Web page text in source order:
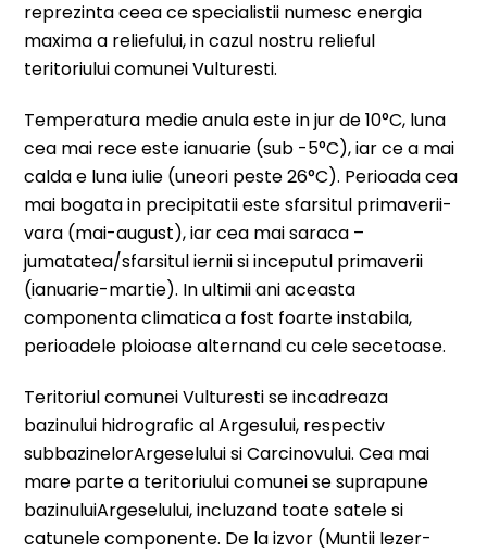
reprezinta ceea ce specialistii numesc energia
maxima a reliefului, in cazul nostru relieful
teritoriului comunei Vulturesti.
Temperatura medie anula este in jur de 10°C, luna
cea mai rece este ianuarie (sub -5°C), iar ce a mai
calda e luna iulie (uneori peste 26°C). Perioada cea
mai bogata in precipitatii este sfarsitul primaverii-
vara (mai-august), iar cea mai saraca –
jumatatea/sfarsitul iernii si inceputul primaverii
(ianuarie-martie). In ultimii ani aceasta
componenta climatica a fost foarte instabila,
perioadele ploioase alternand cu cele secetoase.
Teritoriul comunei Vulturesti se incadreaza
bazinului hidrografic al Argesului, respectiv
subbazinelorArgeselului si Carcinovului. Cea mai
mare parte a teritoriului comunei se suprapune
bazinuluiArgeselului, incluzand toate satele si
catunele componente. De la izvor (Muntii Iezer-